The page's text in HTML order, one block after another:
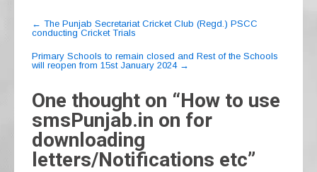
e
b
o
k
gr
a
m
s
A
p
p
e
Post
navigation
← The Punjab Secretariat Cricket Club (Regd.) PSCC
conducting Cricket Trials
Primary Schools to remain closed and Rest of the Schools
will reopen from 15st January 2024 →
One thought on “How to use
smsPunjab.in on for
downloading
letters/Notifications etc”